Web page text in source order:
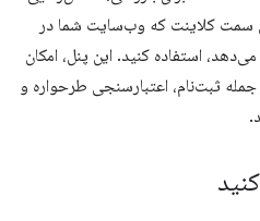
سمت کلاینت که وب‌سایت شما در
استفاده کنید. این پنل، امکان
ثبت‌نام، اعتبارسنجی طرحواره و